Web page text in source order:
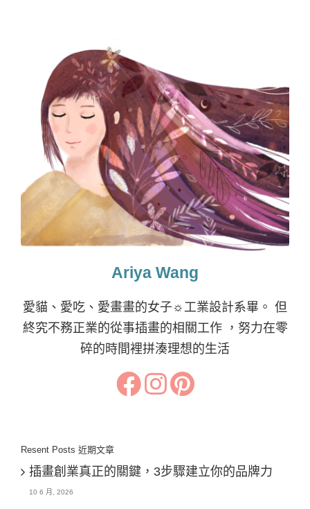
Ariya Wang
愛貓、愛吃、愛畫畫的女子☼工業設計系畢。 但
終究不務正業的從事插畫的相關工作 ，努力在零
碎的時間裡拼湊理想的生活
Resent Posts 近期文章
插畫創業真正的關鍵，3步驟建立你的品牌力
10 6 月, 2026